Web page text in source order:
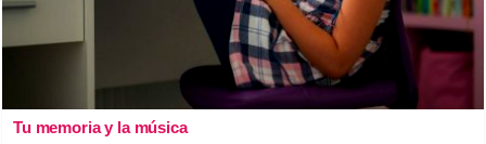
Tu memoria y la música